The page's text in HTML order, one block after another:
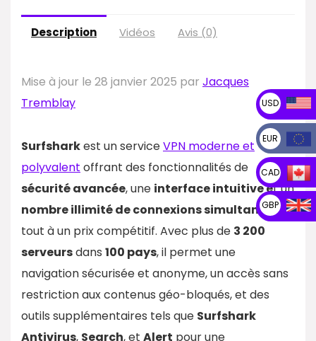
Description Vidéos Avis (0)
Mise à jour le 28 janvier 2025 par Jacques
Tremblay
Surfsharkest un serviceVPN moderne et
polyvalent offrant des fonctionnalités de
sécurité avancée, une interface intuitive et un
nombre illimité de connexions simultanées, le
tout à un prix compétitif. Avec plus de 3 200
serveursdans 100 pays, il permet une
navigation sécurisée et anonyme, un accès sans
restriction aux contenus géo-bloqués, et des
outils supplémentaires tels que Surfshark
Antivirus, Search, et Alert pour une
USD
EUR
CAD
GBP